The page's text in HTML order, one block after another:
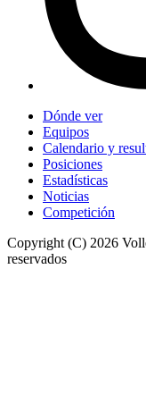
Dónde ver
Equipos
Calendario y
Posiciones
Estadísticas
Noticias
Competición
Copyright (C) 2026
reservados